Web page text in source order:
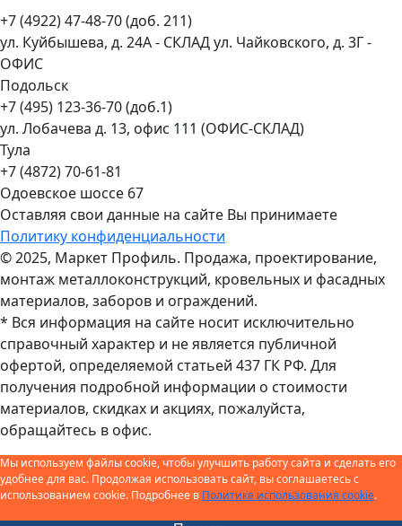
+7 (4922) 47-48-70 (доб. 211)
ул. Куйбышева, д. 24А - СКЛАД ул. Чайковского, д. 3Г -
ОФИС
Подольск
+7 (495) 123-36-70 (доб.1)
ул. Лобачева д. 13, офис 111 (ОФИС-СКЛАД)
Тула
+7 (4872) 70-61-81
Одоевское шоссе 67
Оставляя свои данные на сайте Вы принимаете
Политику конфиденциальности
© 2025, Маркет Профиль. Продажа, проектирование,
монтаж металлоконструкций, кровельных и фасадных
материалов, заборов и ограждений.
* Вся информация на сайте носит исключительно
справочный характер и не является публичной
офертой, определяемой статьей 437 ГК РФ. Для
получения подробной информации о стоимости
материалов, скидках и акциях, пожалуйста,
обращайтесь в офис.
Мы используем файлы cookie, чтобы улучшить работу сайта и сделать его
удобнее для вас. Продолжая использовать сайт, вы соглашаетесь с
использованием cookie. Подробнее в Политике использования cookie.